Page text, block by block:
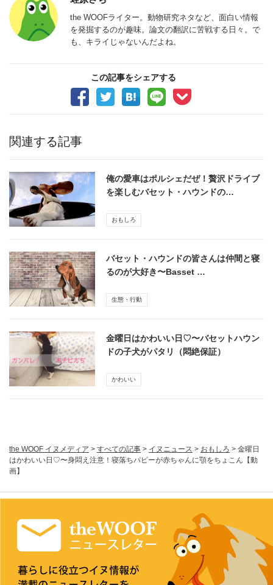
the WOOFライター。動物研究ネタなど、面白い情報
を発掘するのが趣味。論文の翻訳に苦戦する日々。で
も、キライじゃないんだよね。
この記事をシェアする
関連する記事
俺の愛車はポルシェだぜ！贅沢ドライブ
を楽しむバセット・ハウンドの…
おもしろ
バセット・ハウンドの皆さんは仲間と寝
るのが大好き〜Basset …
生態・行動
金曜日はかわいい日♡〜バセットハウン
ドの子犬がパタリ（悶絶保証）
かわいい
the WOOF イヌメディア > すべての記事 > イヌニュース > おもしろ > 金曜日
はかわいい日♡〜身悶え注意！寝落ちパピーが赤ちゃんに顎をちょこん【動
画】